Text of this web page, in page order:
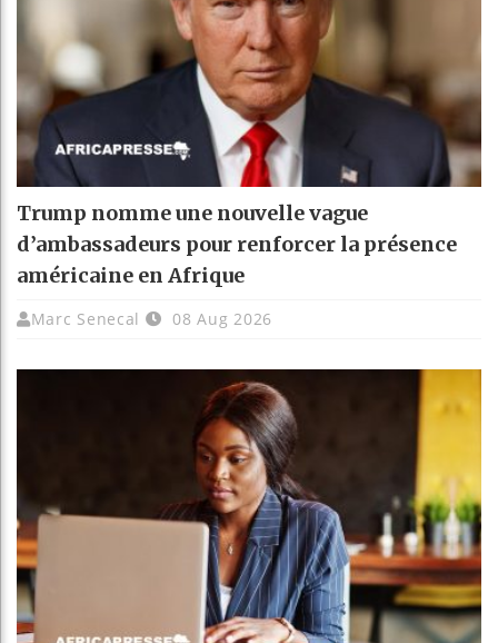
Trump nomme une nouvelle vague
d’ambassadeurs pour renforcer la présence
américaine en Afrique
Marc Senecal 08 Aug 2026